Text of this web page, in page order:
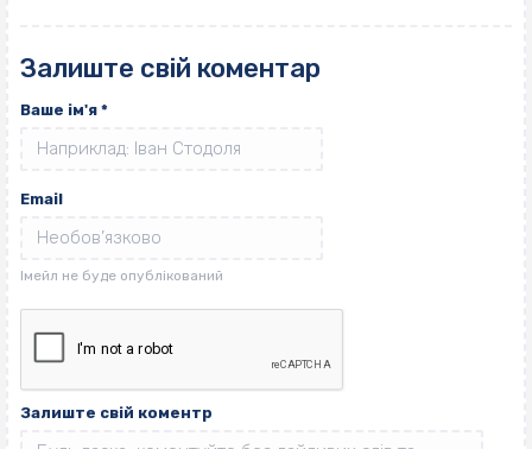
Залиште свій коментар
Ваше ім'я *
Email
Залиште свій коментр